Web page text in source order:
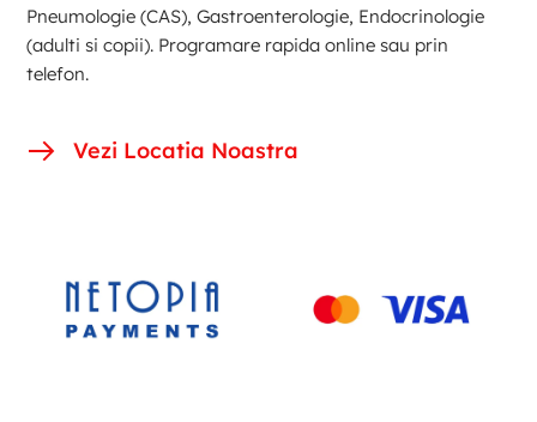
Pneumologie (CAS), Gastroenterologie, Endocrinologie
(adulti si copii). Programare rapida online sau prin
telefon.
Vezi Locatia Noastra